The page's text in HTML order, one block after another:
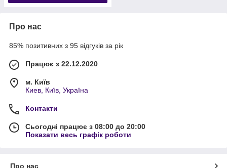
Про нас
85% позитивних з 95 відгуків за рік
Працює з 22.12.2020
м. Київ
Киев, Київ, Україна
Контакти
Сьогодні працює з 08:00 до 20:00
Показати весь графік роботи
Про нас